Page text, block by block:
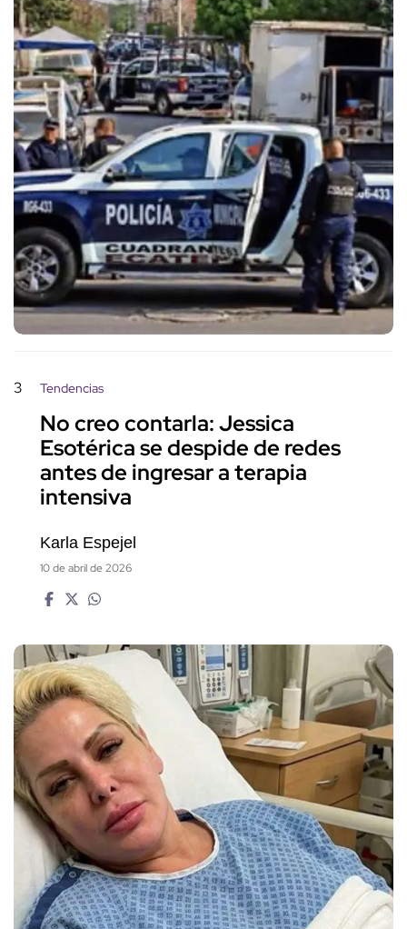
3 Tendencias
No creo contarla: Jessica
Esotérica se despide de redes
antes de ingresar a terapia
intensiva
Karla Espejel
10 de abril de 2026